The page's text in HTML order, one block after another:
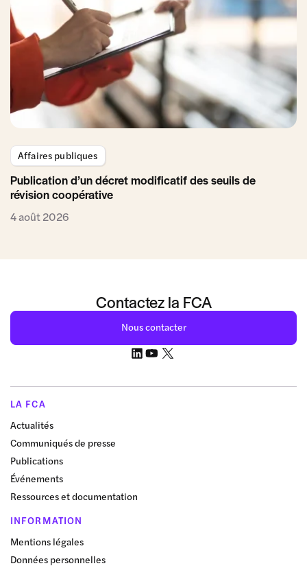
Affaires publiques
Publication d’un décret modificatif des seuils de
révision coopérative
4 août 2026
Contactez la FCA
Nous contacter
LA FCA
Actualités
Communiqués de presse
Publications
Événements
Ressources et documentation
INFORMATION
Mentions légales
Données personnelles